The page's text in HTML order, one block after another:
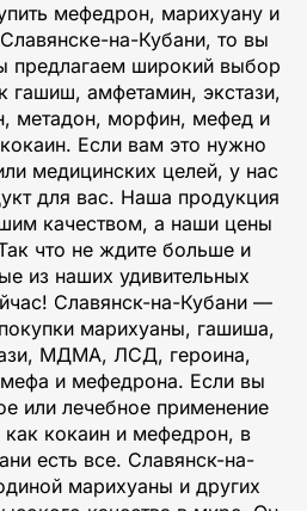
мефедрон, марихуану и
на-Кубани, то вы
предлагаем широкий выбор
гашиш, амфетамин, экстази,
морфин, мефед и
Если вам это нужно
медицинских целей, у нас
для вас. Наша продукция
качеством, а наши цены
что не ждите больше и
из наших удивительных
Славянск-на-Кубани —
марихуаны, гашиша,
МДМА, ЛСД, героина,
и мефедрона. Если вы
или лечебное применение
как кокаин и мефедрон, в
есть все. Славянск-на-
марихуаны и других